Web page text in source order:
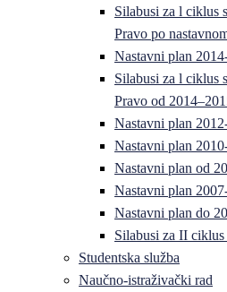
Silabusi za l ciklus
Pravo po
Nastavni plan
Silabusi za l ciklus
Pravo od
Nastavni plan
Nastavni plan
Nastavni plan od
Nastavni plan
Nastavni plan do
Silabusi za II
Studentska služba
Naučno-istraživački rad